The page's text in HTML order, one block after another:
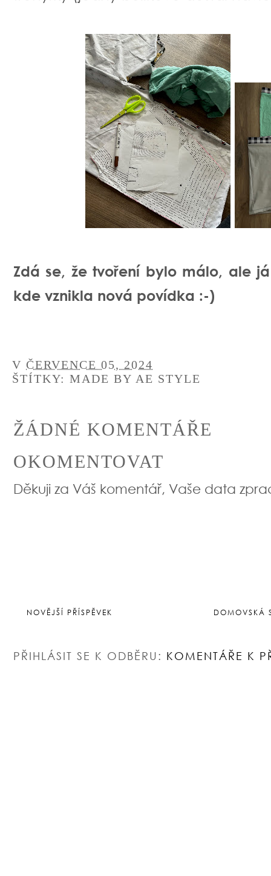
Zdá se, že tvoření bylo málo, ale
kde vznikla nová povídka :-)
Tvořivé chvilky:
Leden
Tvořivé chvilky: únor Tvořivé
OKOMENTOVAT